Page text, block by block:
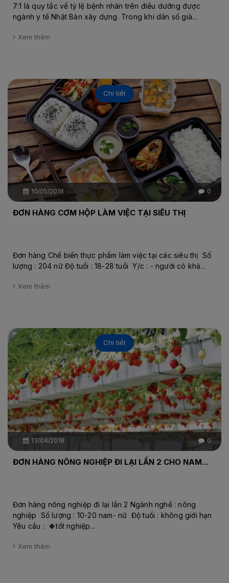
7:1 là quy tắc về tỷ lệ bệnh nhân trên điều dưỡng được
ngành y tế Nhật Bản xây dựng. Trong khi dân số già...
Xem thêm
10/05/2018 0
Chi tiết
ĐƠN HÀNG CƠM HỘP LÀM VIỆC TẠI SIÊU THỊ
Đơn hàng Chế biến thực phẩm làm việc tại các siêu thị Số
lượng : 204 nữ Độ tuổi : 18-28 tuổi Y/c : - người có khả...
Xem thêm
13/04/2018 0
Chi tiết
ĐƠN HÀNG NÔNG NGHIỆP ĐI LẠI LẦN 2 CHO NAM...
Đơn hàng nông nghiệp đi lại lần 2 Ngành nghề : nông
nghiệp Số lượng : 10-20 nam- nữ Độ tuổi : không giới hạn
Yêu cầu : 🍀tốt nghiệp...
Xem thêm